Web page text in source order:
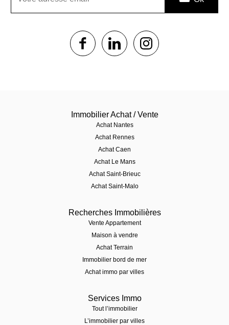
1$s 1$s
Immobilier Achat / Vente
Achat Nantes
Achat Rennes
Achat Caen
Achat Le Mans
Achat Saint-Brieuc
Achat Saint-Malo
Recherches Immobilières
Vente Appartement
Maison à vendre
Achat Terrain
Immobilier bord de mer
Achat immo par villes
Services Immo
Tout l’immobilier
L’immobilier par villes